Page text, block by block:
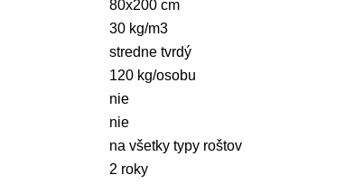
80x200 cm
30 kg/m3
stredne tvrdý
120 kg/osobu
nie
nie
na všetky typy roštov
2 roky